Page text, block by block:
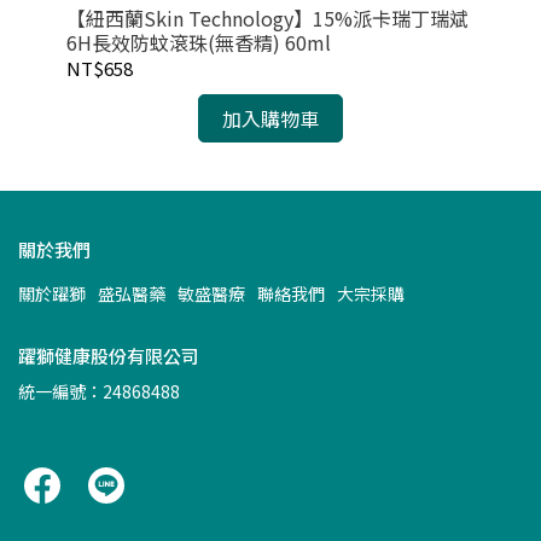
【紐西蘭Skin Technology】15%派卡瑞丁瑞斌
6H長效防蚊滾珠(無香精) 60ml
NT$658
加入購物車
關於我們
關於躍獅 盛弘醫藥 敏盛醫療 聯絡我們 大宗採購
躍獅健康股份有限公司
統一編號：24868488